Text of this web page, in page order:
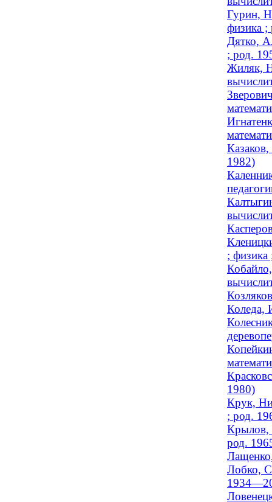
Гурин,
физика ;
Дятко,
; род.
Жиляк,
1982)
; физика
Коледа,
1980)
Крук,
; род.
Крылов,
род.
Лобко,